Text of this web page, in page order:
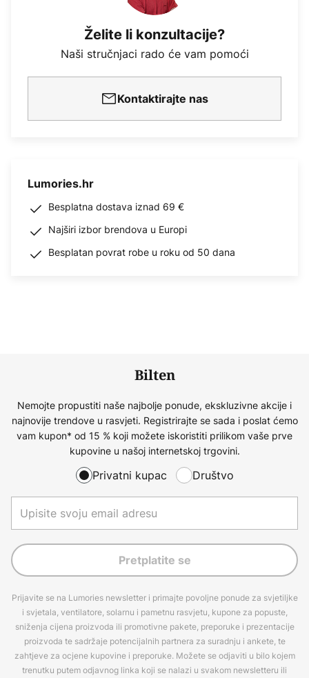
Želite li konzultacije?
Naši stručnjaci rado će vam pomoći
Kontaktirajte nas
Lumories.hr
Besplatna dostava iznad 69 €
Najširi izbor brendova u Europi
Besplatan povrat robe u roku od 50 dana
Bilten
Nemojte propustiti naše najbolje ponude, ekskluzivne akcije i
najnovije trendove u rasvjeti. Registrirajte se sada i poslat ćemo
vam kupon* od 15 % koji možete iskoristiti prilikom vaše prve
kupovine u našoj internetskoj trgovini.
Privatni kupac Društvo
Pretplatite se
Prijavite se na Lumories newsletter i primajte povoljne ponude za svjetiljke
i svjetala, ventilatore, solarnu i pametnu rasvjetu, kupone za popuste,
sniženja cijena proizvoda ili promotivne pakete, preporuke i prezentacije
proizvoda te sadržaje potencijalnih partnera za suradnju i ankete, te
zahtjeve za ocjene kupovine i preporuke. Možete se odjaviti u bilo kojem
trenutku putem odjavnog linka koji se nalazi u svakom newsletteru ili